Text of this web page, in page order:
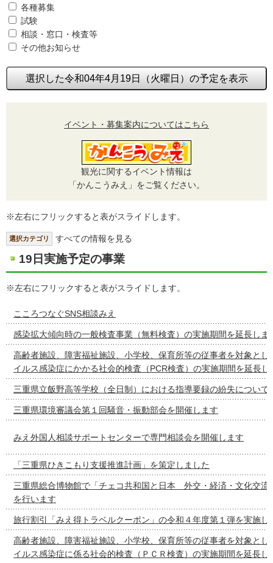
各種募集
試験
相談・窓口・検査等
その他お知らせ
選択した令和04年4月19日（火曜日）の予定を表示
イベント・募集案内についてはこちら
観光に関するイベント情報は
「かんこうみえ」をご覧ください。
※左右にフリックすると表がスライドします。
選択カテゴリ すべての情報を見る
19日実施予定の事業
※左右にフリックすると表がスライドします。
こころつなぐSNS相談みえ
感染拡大傾向時の一般検査事業（無料検査）の実施期間を延長しま
高齢者施設、障害福祉施設、小学校、保育所等の従事者を対象とし
イルス感染症にかかる社会的検査（PCR検査）の実施期間を延長し
三重県立飯野高等学校（全日制）における指導要録の紛失について
三重県環境審議会第１回騒音・振動部会を開催します
みえ外国人相談サポートセンターで専門相談会を開催します
「三重県ひきこもり支援推進計画」を策定しました
三重県総合博物館で「チェコ共和国と日本 外交・経済・文化交流
を行います
旅行割引「みえ得トラベルクーポン」の令和４年度第１弾を実施し
高齢者施設、障害福祉施設、小学校、保育所等の従事者を対象とし
イルス感染症に係る社会的検査（ＰＣＲ検査）の実施期間を延長し